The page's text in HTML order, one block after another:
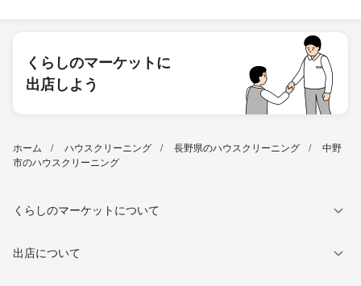
くらしのマーケットに
出店しよう
ホーム ハウスクリーニング 長野県のハウスクリーニング
中野
市のハウスクリーニング
くらしのマーケットについて
出店について